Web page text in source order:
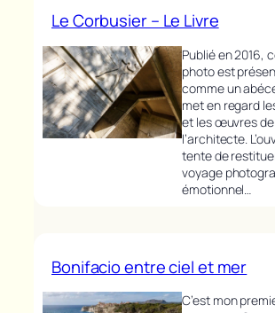
Le Corbusier – Le Livre
Publié en 2016,
photo est
comme un
met en regard
et les œuvres de
l’architecte.
tente de
voyage
émotionnel…
Bonifacio entre ciel et mer
C’est mon